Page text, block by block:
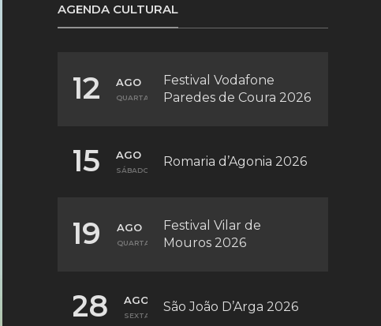
AGENDA CULTURAL
12 AGO
QUARTA
Festival Vodafone
Paredes de Coura 2026
15 AGO
SÁBADO
Romaria d’Agonia 2026
19 AGO
QUARTA
Festival Vilar de
Mouros 2026
28 AGO
SEXTA
São João D’Arga 2026